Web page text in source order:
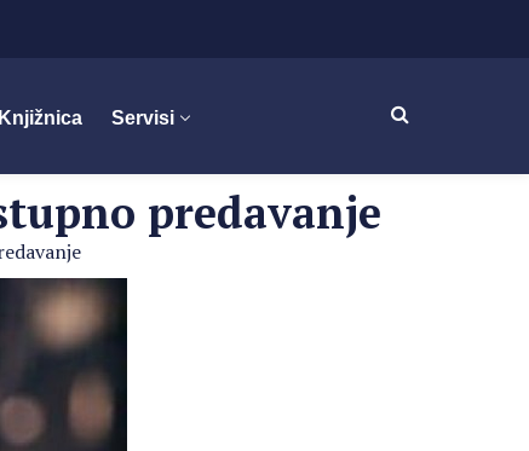
Knjižnica Servisi
predavanje